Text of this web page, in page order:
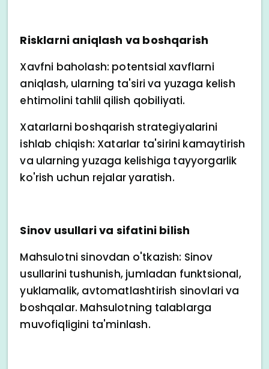
Risklarni aniqlash va boshqarish
Xavfni baholash: potentsial xavflarni
aniqlash, ularning ta'siri va yuzaga kelish
ehtimolini tahlil qilish qobiliyati.
Xatarlarni boshqarish strategiyalarini
ishlab chiqish: Xatarlar ta'sirini kamaytirish
va ularning yuzaga kelishiga tayyorgarlik
ko'rish uchun rejalar yaratish.
Sinov usullari va sifatini bilish
Mahsulotni sinovdan o'tkazish: Sinov
usullarini tushunish, jumladan funktsional,
yuklamalik, avtomatlashtirish sinovlari va
boshqalar. Mahsulotning talablarga
muvofiqligini ta'minlash.